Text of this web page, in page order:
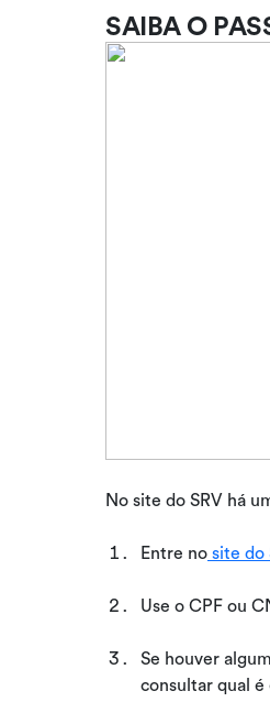
SAIBA O
No site do SRV há
Entre no site do
Use o CPF ou
Se houver
consultar qual